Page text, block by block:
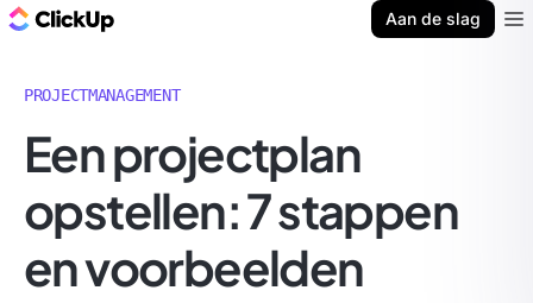
Aan de slag
PROJECTMANAGEMENT
Een projectplan
opstellen: 7 stappen
en voorbeelden